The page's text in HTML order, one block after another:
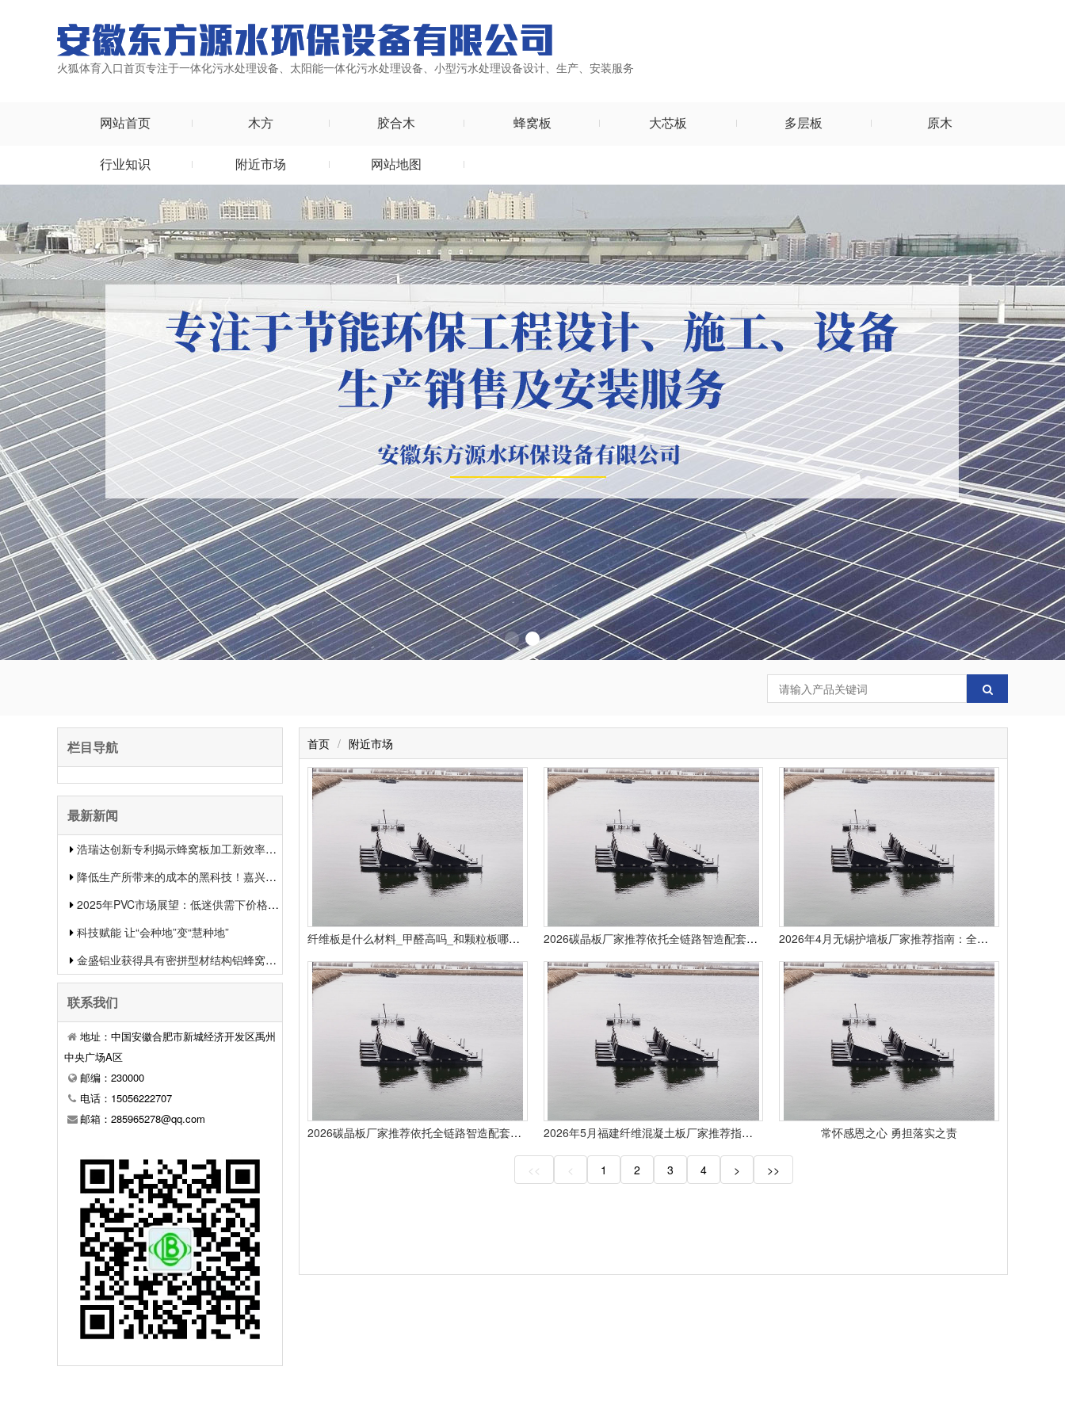
火狐体育入口首页专注于一体化污水处理设备、太阳能一体化污水处理设备、小型污水处理设备设计、生产、安装服务
网站首页 木方 胶合木 蜂窝板 大芯板 多层板 原木
行业知识 附近市场 网站地图
栏目导航
最新新闻
浩瑞达创新专利揭示蜂窝板加工新效率提升行业竞争力
降低生产所带来的成本的黑科技！嘉兴中集新材料的生物质蜂窝板专利申报引发热议
2025年PVC市场展望：低迷供需下价格或将下滑
科技赋能 让“会种地”变“慧种地”
金盛铝业获得具有密拼型材结构铝蜂窝板专利有用提升了装置功率和装置质量
联系我们
地址：中国安徽合肥市新城经济开发区禹州
中央广场A区
邮编：230000
电话：15056222707
邮箱：285965278@qq.com
首页 / 附近市场
纤维板是什么材料_甲醛高吗_和颗粒板哪个好_选购知识 2026碳晶板厂家推荐依托全链路智造配套夯实室内装饰板材供应实力 2026年4月无锡护墙板厂家推荐指南：全屋护墙板竹木纤维定制实木铝合金公司优选！
2026碳晶板厂家推荐依托全链路智造配套夯实室内装饰板材供应实力 2026年5月福建纤维混凝土板厂家推荐指南：纤维水泥板聚丙烯板高强混凝土板合成板公司优选！ 常怀感恩之心 勇担落实之责
<< < 1 2 3 4 > >>